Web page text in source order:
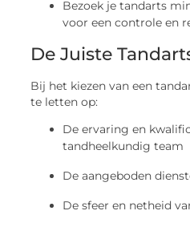
Bezoek je tandarts
voor een controle en
De Juiste
Bij het kiezen van een
te letten op:
De ervaring en
tandheelkundig team
De aangeboden
De sfeer en netheid